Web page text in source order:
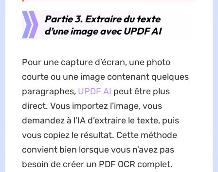
Partie 3. Extraire du texte
d’une image avec UPDF AI
Pour une capture d’écran, une photo
courte ou une image contenant quelques
paragraphes, UPDF AI peut être plus
direct. Vous importez l’image, vous
demandez à l’IA d’extraire le texte, puis
vous copiez le résultat. Cette méthode
convient bien lorsque vous n’avez pas
besoin de créer un PDF OCR complet.